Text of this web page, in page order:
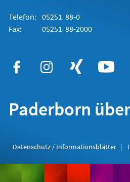
Telefon: 05251 88-0
Fax:
05251 88-2000
Paderborn
Datenschutz / Informationsblätter